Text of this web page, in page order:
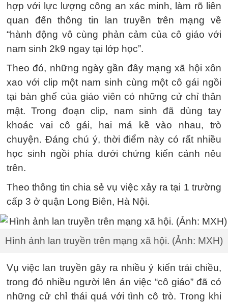
hợp với lực lượng công an xác minh, làm rõ liên
quan đến thông tin lan truyền trên mạng về
“hành động vô cùng phản cảm của cô giáo với
nam sinh 2k9 ngay tại lớp học”.
Theo đó, những ngày gần đây mạng xã hội xôn
xao với clip một nam sinh cùng một cô gái ngồi
tại bàn ghế của giáo viên có những cử chỉ thân
mật. Trong đoạn clip, nam sinh đã dùng tay
khoác vai cô gái, hai má kề vào nhau, trò
chuyện. Đáng chú ý, thời điểm này có rất nhiều
học sinh ngồi phía dưới chứng kiến cảnh nêu
trên.
Theo thông tin chia sẻ vụ việc xảy ra tại 1 trường
cấp 3 ở quận Long Biên, Hà Nội.
Hình ảnh lan truyền trên mạng xã hội. (Ảnh: MXH)
Vụ việc lan truyền gây ra nhiều ý kiến trái chiều,
trong đó nhiều người lên án việc “cô giáo” đã có
những cử chỉ thái quá với tình cô trò. Trong khi